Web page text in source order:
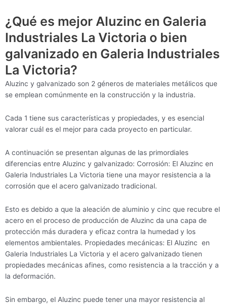
¿Qué es mejor Aluzinc en Galeria
Industriales La Victoria o bien
galvanizado en Galeria Industriales
La Victoria?
Aluzinc y galvanizado son 2 géneros de materiales metálicos que
se emplean comúnmente en la construcción y la industria.
Cada 1 tiene sus características y propiedades, y es esencial
valorar cuál es el mejor para cada proyecto en particular.
A continuación se presentan algunas de las primordiales
diferencias entre Aluzinc y galvanizado: Corrosión: El Aluzinc en
Galeria Industriales La Victoria tiene una mayor resistencia a la
corrosión que el acero galvanizado tradicional.
Esto es debido a que la aleación de aluminio y cinc que recubre el
acero en el proceso de producción de Aluzinc da una capa de
protección más duradera y eficaz contra la humedad y los
elementos ambientales. Propiedades mecánicas: El Aluzinc en
Galeria Industriales La Victoria y el acero galvanizado tienen
propiedades mecánicas afines, como resistencia a la tracción y a
la deformación.
Sin embargo, el Aluzinc puede tener una mayor resistencia al